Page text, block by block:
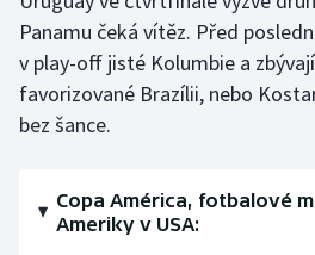
Short track
Sportovní střelba
Stolní tenis
Veslování
Panamu čeká vítěz. Před
v play-off jisté Kolumbie a
favorizované Brazílii, nebo
bez šance.
Copa América, fotbalové
Ameriky v USA: